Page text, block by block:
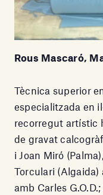
Rous Mascaró,
Tècnica superior
especialitzada en
recorregut artístic
de gravat
i Joan Miró
Torculari (Algaida)
amb Carles